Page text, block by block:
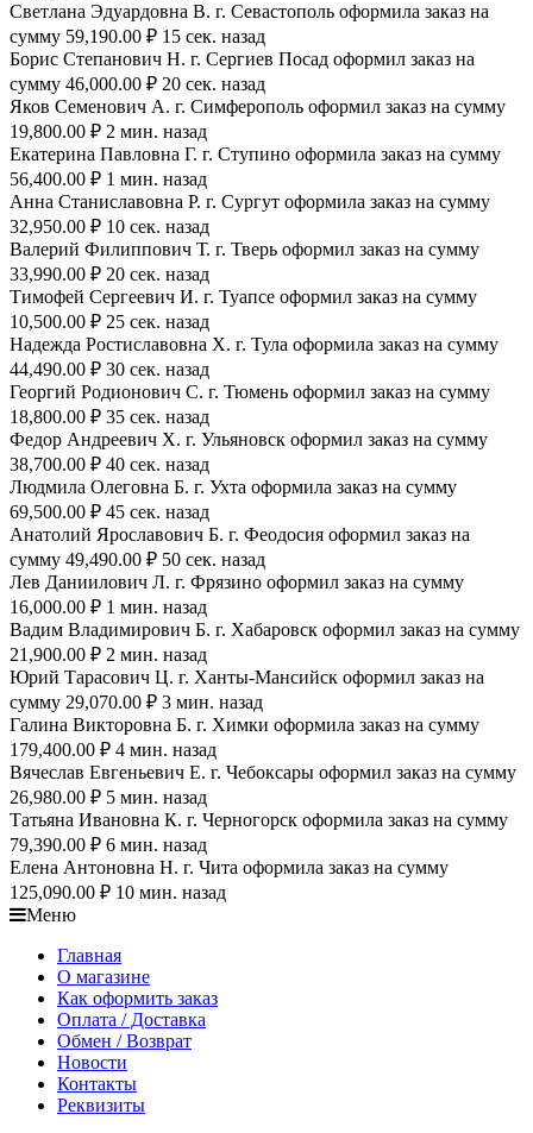
Светлана Эдуардовна В. г. Севастополь оформила заказ на
сумму 59,190.00 ₽ 15 сек. назад
Борис Степанович Н. г. Сергиев Посад оформил заказ на
сумму 46,000.00 ₽ 20 сек. назад
Яков Семенович А. г. Симферополь оформил заказ на сумму
19,800.00 ₽ 2 мин. назад
Екатерина Павловна Г. г. Ступино оформила заказ на сумму
56,400.00 ₽ 1 мин. назад
Анна Станиславовна Р. г. Сургут оформила заказ на сумму
32,950.00 ₽ 10 сек. назад
Валерий Филиппович Т. г. Тверь оформил заказ на сумму
33,990.00 ₽ 20 сек. назад
Тимофей Сергеевич И. г. Туапсе оформил заказ на сумму
10,500.00 ₽ 25 сек. назад
Надежда Ростиславовна Х. г. Тула оформила заказ на сумму
44,490.00 ₽ 30 сек. назад
Георгий Родионович С. г. Тюмень оформил заказ на сумму
18,800.00 ₽ 35 сек. назад
Федор Андреевич Х. г. Ульяновск оформил заказ на сумму
38,700.00 ₽ 40 сек. назад
Людмила Олеговна Б. г. Ухта оформила заказ на сумму
69,500.00 ₽ 45 сек. назад
Анатолий Ярославович Б. г. Феодосия оформил заказ на
сумму 49,490.00 ₽ 50 сек. назад
Лев Даниилович Л. г. Фрязино оформил заказ на сумму
16,000.00 ₽ 1 мин. назад
Вадим Владимирович Б. г. Хабаровск оформил заказ на сумму
21,900.00 ₽ 2 мин. назад
Юрий Тарасович Ц. г. Ханты-Мансийск оформил заказ на
сумму 29,070.00 ₽ 3 мин. назад
Галина Викторовна Б. г. Химки оформила заказ на сумму
179,400.00 ₽ 4 мин. назад
Вячеслав Евгеньевич Е. г. Чебоксары оформил заказ на сумму
26,980.00 ₽ 5 мин. назад
Татьяна Ивановна К. г. Черногорск оформила заказ на сумму
79,390.00 ₽ 6 мин. назад
Елена Антоновна Н. г. Чита оформила заказ на сумму
125,090.00 ₽ 10 мин. назад
Меню
Главная
О магазине
Как оформить заказ
Оплата / Доставка
Обмен / Возврат
Новости
Контакты
Реквизиты